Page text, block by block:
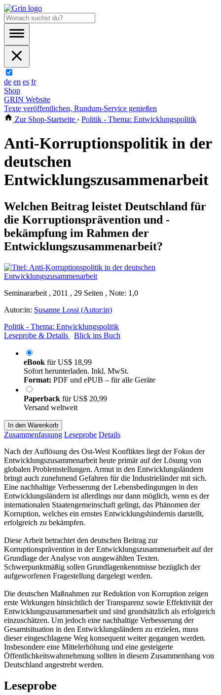
de en es fr
Shop
GRIN Website
Texte veröffentlichen, Rundum-Service genießen
Zur Shop-Startseite › Politik - Thema: Entwicklungspolitik
Anti-Korruptionspolitik in der
deutschen
Entwicklungszusammenarbeit
Welchen Beitrag leistet Deutschland für
die Korruptionsprävention und -
bekämpfung im Rahmen der
Entwicklungszusammenarbeit?
Seminararbeit , 2011 , 29 Seiten , Note: 1,0
Autor:in: Susanne Lossi (Autor:in)
Politik - Thema: Entwicklungspolitik
Leseprobe & Details
Blick ins Buch
eBook fürUS$ 18,99
Sofort herunterladen. Inkl. MwSt.
Format: PDF und ePUB – für alle Geräte
Paperback fürUS$ 20,99
Versand weltweit
In den Warenkorb
Zusammenfassung Leseprobe Details
Nach der Auflösung des Ost-West Konfliktes liegt der Fokus der
Entwicklungszusammenarbeit heute primär auf der Lösung von
globalen Problemstellungen. Armut in den Entwicklungsländern
bringt auch zunehmend Gefahren für die Industrieländer mit sich.
Eine nachhaltige Verbesserung der Lebensbedingungen in den
Entwicklungsländern ist allerdings nur dann möglich, wenn es der
internationalen Staatengemeinschaft gelingt, das Phänomen der
Korruption, welches ein ernstes Entwicklungshindernis darstellt,
erfolgreich zu bekämpfen.
Diese Arbeit betrachtet den deutschen Beitrag zur
Korruptionsprävention in der Entwicklungszusammenarbeit auf der
Grundlage der Analyse von ausgewählten Texten.
Schwerpunktmäßig sollen Grundlagenkenntnisse bezüglich der
aufgeworfenen Fragestellung dargelegt werden.
Die deutschen Maßnahmen zur Reduktion von Korruption zeigen
erste Wirkungen hinsichtlich der Transparenz sowie Effektivität der
Entwicklungszusammenarbeit und sind grundsätzlich als erfolgreich
einzuschätzen. Um jedoch eine nachhaltige Verbesserung der
Gesamtsituation in den Entwicklungsländern zu erzielen, muss
dieser eingeschlagene Weg konsequent weiter gegangen werden.
Insbesondere eine Mittelerhöhung und eine gesteigerte
Öffentlichkeitswahrnehmung sollten in diesem Zusammenhang von
Deutschland angestrebt werden.
Leseprobe